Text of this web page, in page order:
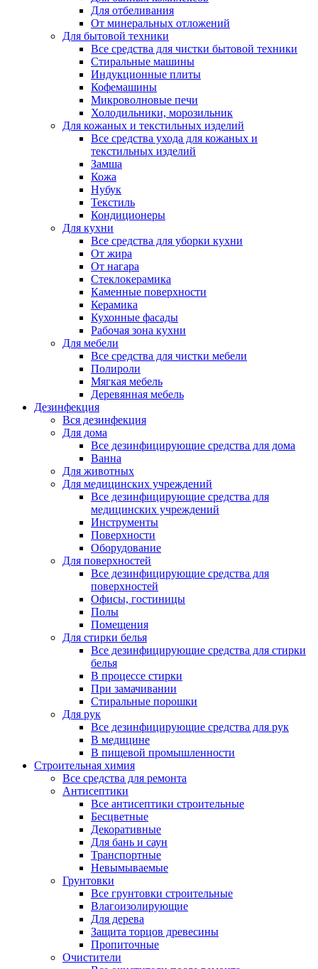
Для отбеливания
От минеральных отложений
Для бытовой техники
Все средства для чистки бытовой техники
Стиральные машины
Индукционные плиты
Кофемашины
Микроволновые печи
Холодильники, морозильник
Для кожаных и текстильных изделий
Все средства ухода для кожаных и
текстильных изделий
Замша
Кожа
Нубук
Текстиль
Кондиционеры
Для кухни
Все средства для уборки кухни
От жира
От нагара
Стеклокерамика
Каменные поверхности
Керамика
Кухонные фасады
Рабочая зона кухни
Для мебели
Все средства для чистки мебели
Полироли
Мягкая мебель
Деревянная мебель
Дезинфекция
Вся дезинфекция
Для дома
Все дезинфицирующие средства для дома
Ванна
Для животных
Для медицинских учреждений
Все дезинфицирующие средства для
медицинских учреждений
Инструменты
Поверхности
Оборудование
Для поверхностей
Все дезинфицирующие средства для
поверхностей
Офисы, гостиницы
Полы
Помещения
Для стирки белья
Все дезинфицирующие средства для стирки
белья
В процессе стирки
При замачивании
Стиральные порошки
Для рук
Все дезинфицирующие средства для рук
В медицине
В пищевой промышленности
Строительная химия
Все средства для ремонта
Антисептики
Все антисептики строительные
Бесцветные
Декоративные
Для бань и саун
Транспортные
Невымываемые
Грунтовки
Все грунтовки строительные
Влагоизолирующие
Для дерева
Защита торцов древесины
Пропиточные
Очистители